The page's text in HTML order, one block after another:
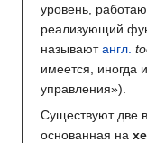
уровень,
реализующий
называютангл.
имеется, иногда
управления»).
Существуют две
основанная на